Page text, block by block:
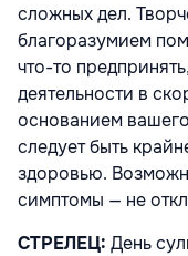
сложных дел.
благоразумием
что-то
деятельности в
основанием
следует быть
здоровью.
симптомы — не
СТРЕЛЕЦ: День